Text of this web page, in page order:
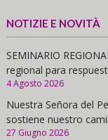
NOTIZIE E NOVITÀ
SEMINARIO
regional para
4 Agosto 2026
Nuestra Señora del
sostiene nuestro
27 Giugno 2026